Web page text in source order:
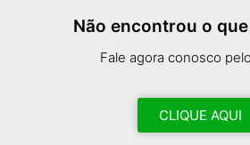
Não encontrou o
Fale agora conosco
CLIQUE AQUI